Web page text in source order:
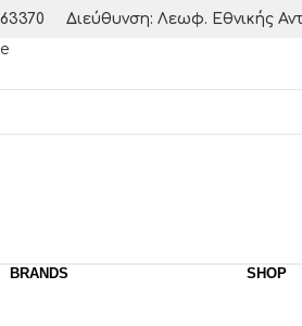
Διεύθυνση: Λεωφ. Εθνικής
BRANDS SHOP